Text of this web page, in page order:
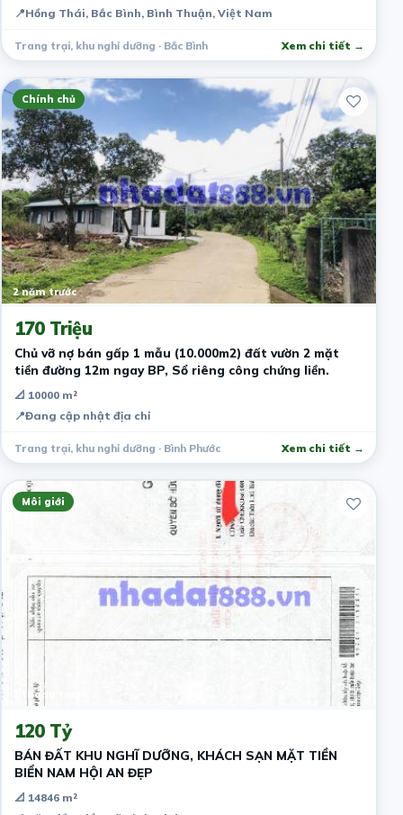
📍Hồng Thái, Bắc Bình, Bình Thuận, Việt Nam
Trang trại, khu nghỉ dưỡng · Bắc Bình Xem chi tiết →
Chính chủ
2 năm trước
170 Triệu
Chủ vỡ nợ bán gấp 1 mẫu (10.000m2) đất vườn 2 mặt
tiền đường 12m ngay BP, Sổ riêng công chứng liền.
📐 10000 m²
📍Đang cập nhật địa chỉ
Trang trại, khu nghỉ dưỡng · Bình Phước Xem chi tiết →
Môi giới
2 tháng trước
120 Tỷ
BÁN ĐẤT KHU NGHĨ DƯỠNG, KHÁCH SẠN MẶT TIỀN
BIỂN NAM HỘI AN ĐẸP
📐 14846 m²